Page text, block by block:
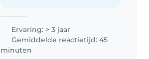
Ervaring: > 3 jaar
Gemiddelde reactietijd: 45
minuten